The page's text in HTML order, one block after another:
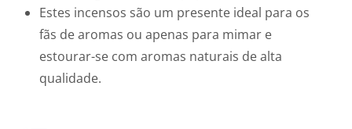
Estes incensos são um presente ideal para os
fãs de aromas ou apenas para mimar e
estourar-se com aromas naturais de alta
qualidade.